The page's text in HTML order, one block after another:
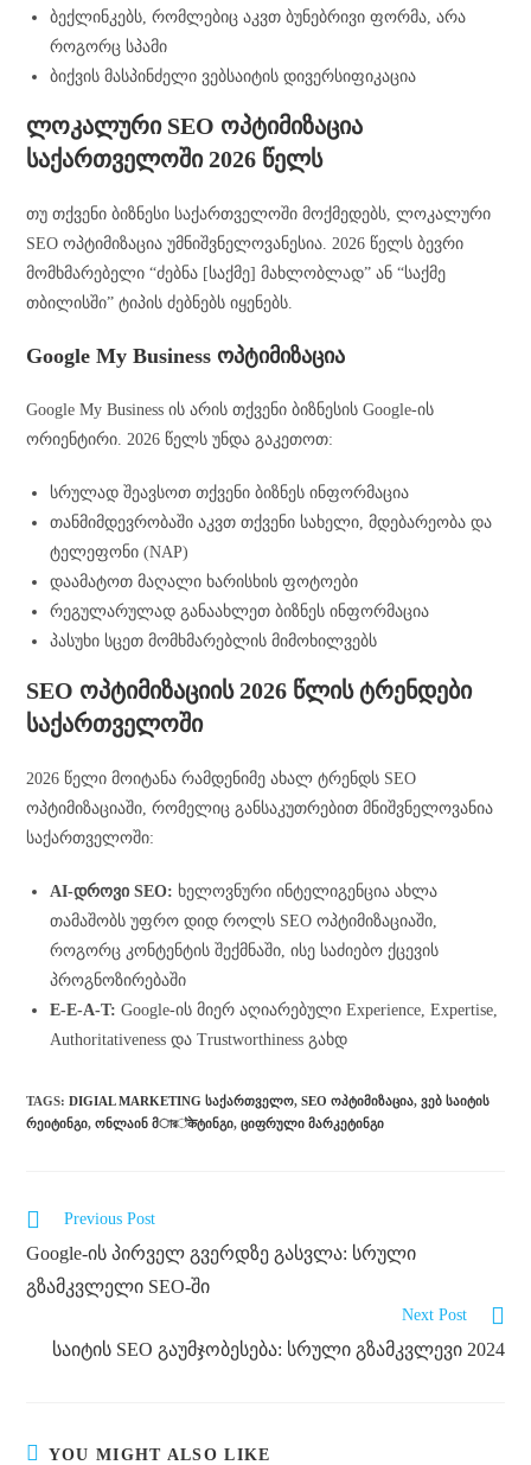
ბექლინკებს, რომლებიც აკვთ ბუნებრივი ფორმა, არა
როგორც სპამი
ბიქვის მასპინძელი ვებსაიტის დივერსიფიკაცია
ლოკალური SEO ოპტიმიზაცია
საქართველოში 2026 წელს
თუ თქვენი ბიზნესი საქართველოში მოქმედებს, ლოკალური
SEO ოპტიმიზაცია უმნიშვნელოვანესია. 2026 წელს ბევრი
მომხმარებელი “ძებნა [საქმე] მახლობლად” ან “საქმე
თბილისში” ტიპის ძებნებს იყენებს.
Google My Business ოპტიმიზაცია
Google My Business ის არის თქვენი ბიზნესის Google-ის
ორიენტირი. 2026 წელს უნდა გაკეთოთ:
სრულად შეავსოთ თქვენი ბიზნეს ინფორმაცია
თანმიმდევრობაში აკვთ თქვენი სახელი, მდებარეობა და
ტელეფონი (NAP)
დაამატოთ მაღალი ხარისხის ფოტოები
რეგულარულად განაახლეთ ბიზნეს ინფორმაცია
პასუხი სცეთ მომხმარებლის მიმოხილვებს
SEO ოპტიმიზაციის 2026 წლის ტრენდები
საქართველოში
2026 წელი მოიტანა რამდენიმე ახალ ტრენდს SEO
ოპტიმიზაციაში, რომელიც განსაკუთრებით მნიშვნელოვანია
საქართველოში:
AI-დროვი SEO: ხელოვნური ინტელიგენცია ახლა
თამაშობს უფრო დიდ როლს SEO ოპტიმიზაციაში,
როგორც კონტენტის შექმნაში, ისე საძიებო ქცევის
პროგნოზირებაში
E-E-A-T: Google-ის მიერ აღიარებული Experience, Expertise,
Authoritativeness და Trustworthiness გახდ
TAGS:DIGIAL MARKETING ᲡᲐᲥᲐᲠᲗᲕᲔᲚᲝ, SEO ᲝᲞᲢᲘᲛᲘᲖᲐᲪᲘᲐ, ᲕᲔᲑ ᲡᲐᲘᲢᲘᲡ
ᲠᲔᲘᲢᲘᲜᲒᲘ, ᲝᲜᲚᲐᲘᲜ Მার්केᲢᲘᲜᲒᲘ, ᲪᲘᲤᲠᲣᲚᲘ ᲛᲐᲠᲙᲔᲢᲘᲜᲒᲘ
Previous Post
Google-ის პირველ გვერდზე გასვლა: სრული
გზამკვლელი SEO-ში
Next Post
საიტის SEO გაუმჯობესება: სრული გზამკვლევი 2024
YOU MIGHT ALSO LIKE